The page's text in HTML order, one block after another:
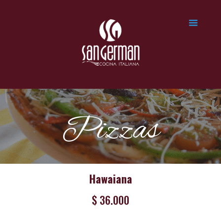
Pizzas
Hawaiana
$ 36.000